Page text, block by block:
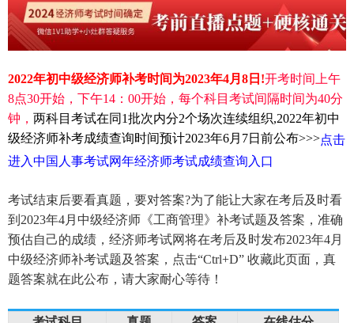
2022年初中级经济师补考时间为2023年4月8日!开考时间上午
8点30开始，下午14：00开始，每个科目考试间隔时间为40分
钟， 两科目考试在同1批次内分2个场次连续组织,2022年初中
级经济师补考成绩查询时间预计2023年6月7日前公布>>>点击
进入中国人事考试网年经济师考试成绩查询入口
考试结束后要看真题，要对答案?为了能让大家在考后及时看
到2023年4月中级经济师《工商管理》补考试题及答案，准确
预估自己的成绩，经济师考试网将在考后及时发布2023年4月
中级经济师补考试题及答案，点击“Ctrl+D” 收藏此页面，真
题答案就在此公布，请大家耐心等待！